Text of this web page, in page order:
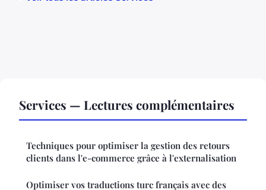
Services — Lectures complémentaires
Techniques pour optimiser la gestion des retours
clients dans l'e-commerce grâce à l'externalisation
Optimiser vos traductions turc français avec des